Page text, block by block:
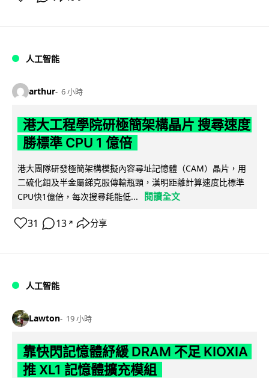
人工智能
arthur 6 小時
港大工程學院研極簡架構晶片 搜尋速度
勝標準 CPU 1 億倍
港大團隊研發極簡架構模擬內容尋址記憶體（CAM）晶片，用
二硫化鉬及半金屬銻克服傳輸瓶頸，漢明距離計算速度比標準
CPU快1億倍，每次搜尋耗能低...
閱讀全文
31 13 ↗ 分享
人工智能
Lawton 19 小時
靠快閃記憶體紓緩 DRAM 不足 KIOXIA
推 XL1 記憶體擴充模組